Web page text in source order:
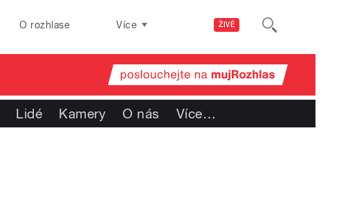
ŽIVĚ
O rozhlase Více
Lidé Kamery O nás Více…